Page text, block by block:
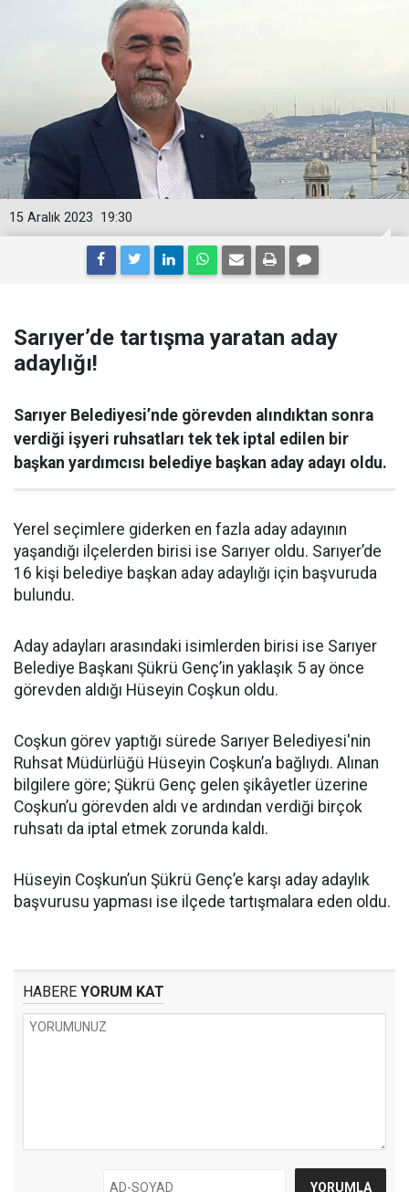
19:30
15 Aralık 2023
Sarıyer’de tartışma yaratan aday
adaylığı!
Sarıyer Belediyesi’nde görevden alındıktan sonra
verdiği işyeri ruhsatları tek tek iptal edilen bir
başkan yardımcısı belediye başkan aday adayı oldu.
Yerel seçimlere giderken en fazla aday adayının
yaşandığı ilçelerden birisi ise Sarıyer oldu. Sarıyer’de
16 kişi belediye başkan aday adaylığı için başvuruda
bulundu.
Aday adayları arasındaki isimlerden birisi ise Sarıyer
Belediye Başkanı Şükrü Genç’in yaklaşık 5 ay önce
görevden aldığı Hüseyin Coşkun oldu.
Coşkun görev yaptığı sürede Sarıyer Belediyesi'nin
Ruhsat Müdürlüğü Hüseyin Coşkun’a bağlıydı. Alınan
bilgilere göre; Şükrü Genç gelen şikâyetler üzerine
Coşkun’u görevden aldı ve ardından verdiği birçok
ruhsatı da iptal etmek zorunda kaldı.
Hüseyin Coşkun’un Şükrü Genç’e karşı aday adaylık
başvurusu yapması ise ilçede tartışmalara eden oldu.
HABERE YORUM KAT